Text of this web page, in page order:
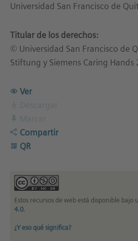
Universidad San Francisco de
Titular de los derechos:
© Universidad San Francisco de
Stiftung y Siemens Caring Hands
Ver
Compartir
QR
Estos recursos de web está disponible bajo
4.0.
¿Y eso qué significa?